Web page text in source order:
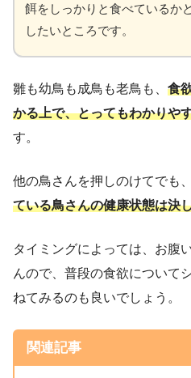
餌をしっかりと食べているか
したいところです。
雛も幼鳥も成鳥も老鳥も、 食
かる上で、とってもわかりや
す。
他の鳥さんを押しのけてでも、
ている鳥さんの健康状態は決
タイミングによっては、お腹
んので、普段の食欲について
ねてみるのも良いでしょう。
関連記事